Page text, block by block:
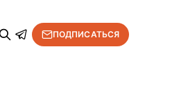
ПОДПИСАТЬСЯ